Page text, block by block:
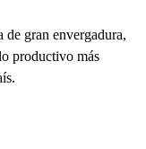
de gran envergadura,
productivo más